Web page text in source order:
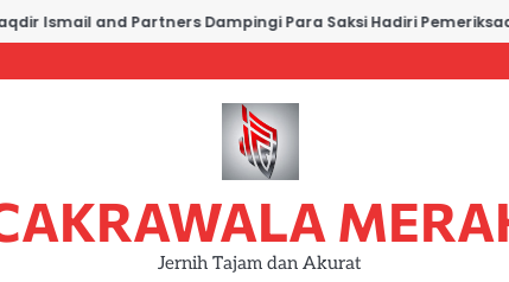
Ismail and Partners Dampingi Para Saksi Hadiri Pemeriksaan
Jernih Tajam dan Akurat